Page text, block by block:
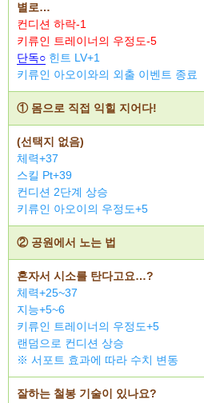
별로…
컨디션 하락-1
키류인 트레이너의 우정도-5
단독○ 힌트 LV+1
키류인 아오이와의 외출 이벤트 종료
① 몸으로 직접 익힐 지어다!
(선택지 없음)
체력+37
스킬 Pt+39
컨디션 2단계 상승
키류인 아오이의 우정도+5
② 공원에서 노는 법
혼자서 시소를 탄다고요…?
체력+25~37
지능+5~6
키류인 트레이너의 우정도+5
랜덤으로 컨디션 상승
※ 서포트 효과에 따라 수치 변동
잘하는 철봉 기술이 있나요?